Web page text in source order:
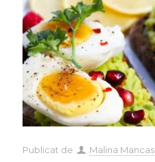
Publicat de Malina Mancas